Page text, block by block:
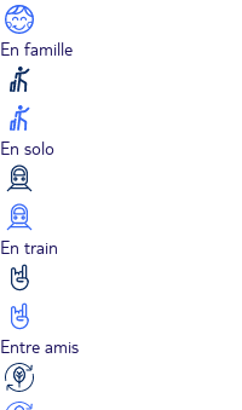
En famille
En solo
En train
Entre amis